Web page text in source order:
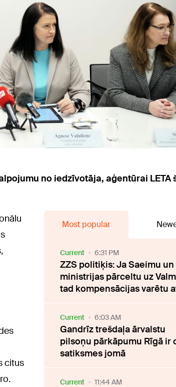
no iedzīvotāja, aģentūrai LETA
citus
Most popular
Current 6:31 PM
ZZS politiķis: Ja Saeimu un
ministrijas pārceltu uz
tad kompensācijas varētu
Current 6:03 AM
Gandrīz trešdaļa ārvalstu
pilsoņu pārkāpumu Rīgā ir
satiksmes jomā
Current 11:44 AM